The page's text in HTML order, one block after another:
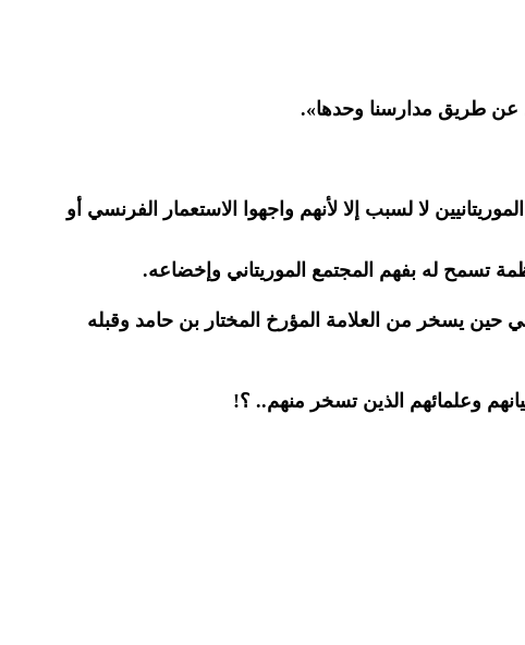
عن طريق مدارسنا وحدها».
لا لسبب إلا لأنهم واجهوا الاستعمار الفرنسي أو
تسمح له بفهم المجتمع الموريتاني وإخضاعه.
حين يسخر من العلامة المؤرخ المختار بن حامد وقبله